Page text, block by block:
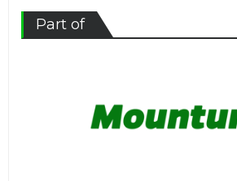
Part of